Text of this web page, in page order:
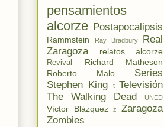
pensamientos
alcorze Postapocalipsis
Rammstein Ray Bradbury
Real
Zaragoza
relatos alcorze
Revival
Richard Matheson
Roberto Malo
Series
Stephen King
t Televisión
The Walking Dead
UNED
Víctor Blázquez z
Zaragoza
Zombies